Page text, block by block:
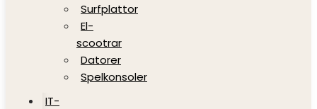
Surfplattor
El-
scootrar
Datorer
Spelkonsoler
IT-